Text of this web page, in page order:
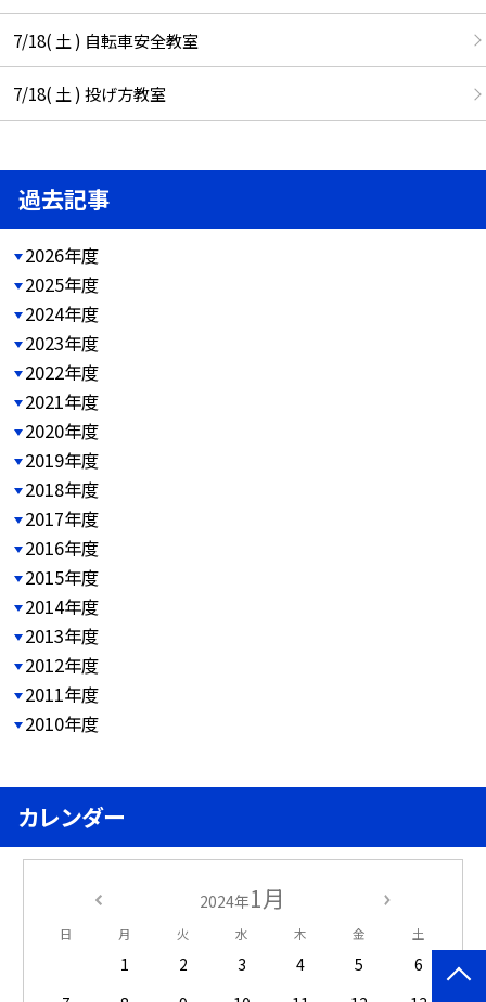
7/18( 土 ) 自転車安全教室
7/18( 土 ) 投げ方教室
過去記事
2026年度
2025年度
2024年度
2023年度
2022年度
2021年度
2020年度
2019年度
2018年度
2017年度
2016年度
2015年度
2014年度
2013年度
2012年度
2011年度
2010年度
カレンダー
2024年1月
日 月 火 水 木 金 土
1 2 3 4 5
6